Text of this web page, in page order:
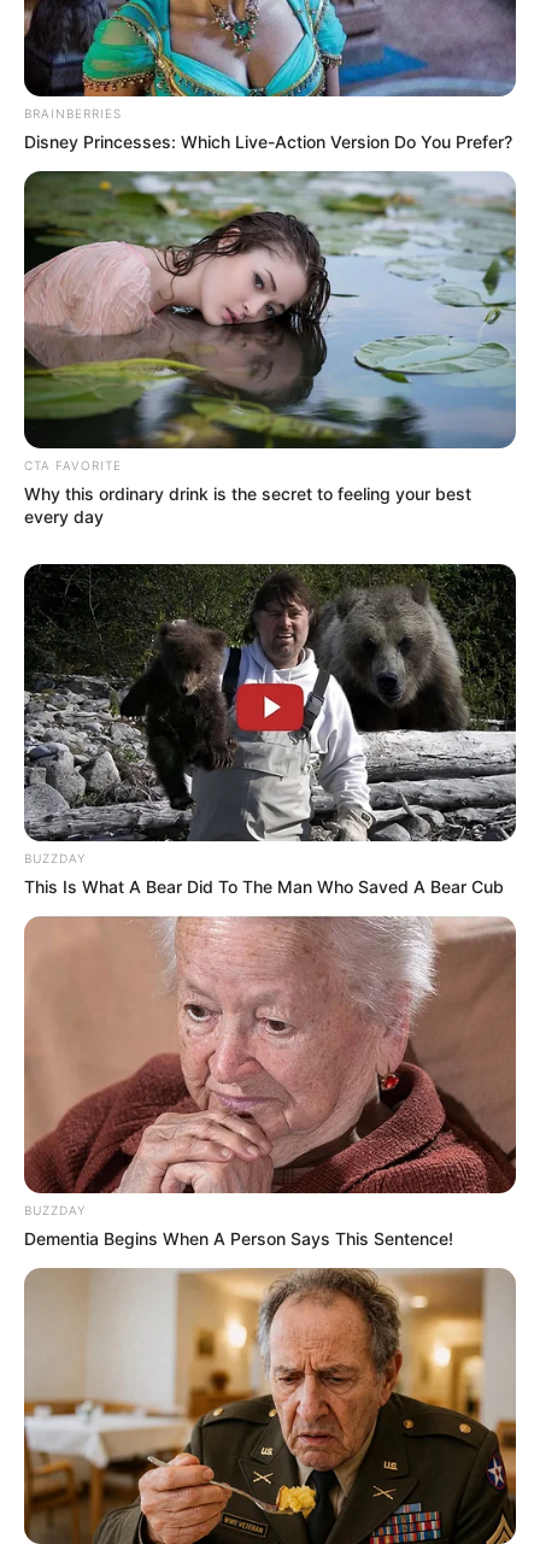
BRAINBERRIES
Disney Princesses: Which Live-Action Version Do You Prefer?
CTA FAVORITE
Why this ordinary drink is the secret to feeling your best
every day
BUZZDAY
This Is What A Bear Did To The Man Who Saved A Bear Cub
BUZZDAY
Dementia Begins When A Person Says This Sentence!